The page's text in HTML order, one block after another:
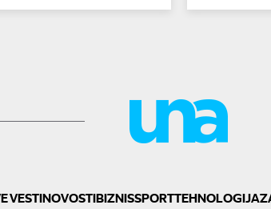
VESTINOVOSTIBIZNISSPORTTEHNOLOGIJA